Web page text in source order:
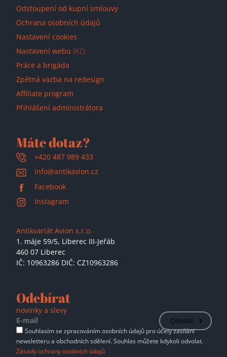
Přidáno do košíku!
Odstoupení od kupní smlouvy
Ochrana osobních údajů
Nastavení cookies
Nastavení webu (Kč)
Práce a brigáda
Zpětná vazba na redesign
Affiliate program
Přihlášení administrátora
Máte dotaz?
+420 487 989 433
info@antikavion.cz
Facebook
Instagram
Antikvariát Avion s.r.o.
1. máje 59/5, Liberec III-Jeřáb
460 07 Liberec
IČ: 10963286 DIČ: CZ10963286
Odebírat
novinky a slevy
Odeslat
Souhlasím se zpracováním osobních údajů pro účely zasílání
newsletteru a obchodních sdělení. Souhlas můžete kdykoli odvolat.
Zásady ochrany osobních údajů